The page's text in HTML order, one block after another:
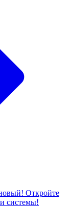
Откройте
системы!